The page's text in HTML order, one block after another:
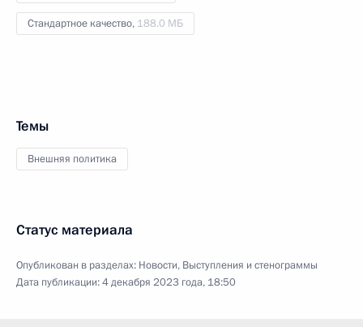
Стандартное качество, 188.0 МБ
Темы
Внешняя политика
Статус материала
Опубликован в разделах: Новости, Выступления и стенограммы
Дата публикации:4 декабря 2023 года, 18:50